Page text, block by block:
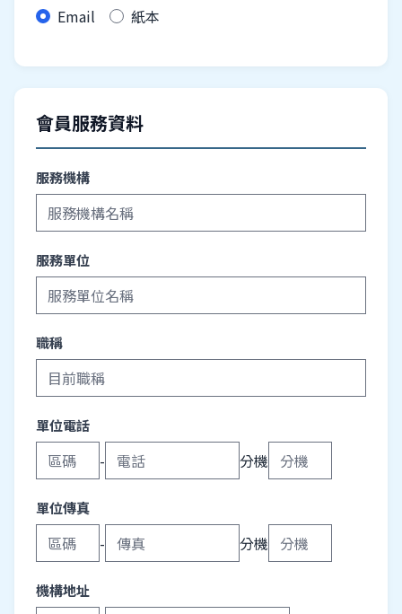
Email 紙本
會員服務資料
服務機構
服務單位
職稱
單位電話
- 分機
單位傳真
- 分機
機構地址